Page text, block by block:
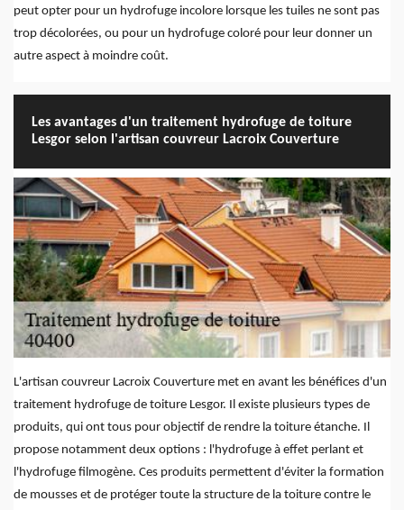
peut opter pour un hydrofuge incolore lorsque les tuiles ne sont pas
trop décolorées, ou pour un hydrofuge coloré pour leur donner un
autre aspect à moindre coût.
Les avantages d'un traitement hydrofuge de toiture
Lesgor selon l'artisan couvreur Lacroix Couverture
L'artisan couvreur Lacroix Couverture met en avant les bénéfices d'un
traitement hydrofuge de toiture Lesgor. Il existe plusieurs types de
produits, qui ont tous pour objectif de rendre la toiture étanche. Il
propose notamment deux options : l'hydrofuge à effet perlant et
l'hydrofuge filmogène. Ces produits permettent d'éviter la formation
de mousses et de protéger toute la structure de la toiture contre le